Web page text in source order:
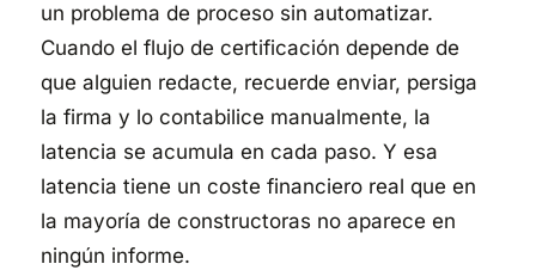
un problema de proceso sin automatizar.
Cuando el flujo de certificación depende de
que alguien redacte, recuerde enviar, persiga
la firma y lo contabilice manualmente, la
latencia se acumula en cada paso. Y esa
latencia tiene un coste financiero real que en
la mayoría de constructoras no aparece en
ningún informe.